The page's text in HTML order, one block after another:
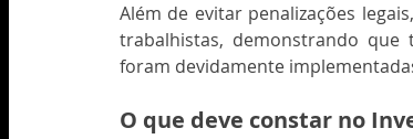
Além de evitar penalizações
trabalhistas, demonstrando que
foram devidamente
O que deve constar no